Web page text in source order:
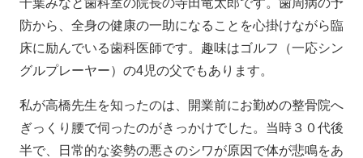
千葉みなと歯科室の院長の寺田竜太郎です。歯周病の予
防から、全身の健康の一助になることを心掛けながら臨
床に励んでいる歯科医師です。趣味はゴルフ（一応シン
グルプレーヤー）の4児の父でもあります。
私が高橋先生を知ったのは、開業前にお勤めの整骨院へ
ぎっくり腰で伺ったのがきっかけでした。当時３０代後
半で、日常的な姿勢の悪さのシワが原因で体が悲鳴をあ